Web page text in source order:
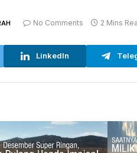
No Comments 2 Mins
LinkedIn